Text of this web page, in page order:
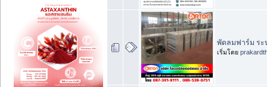
พัดลมฟาร์ม ระ
เริ่มโดย